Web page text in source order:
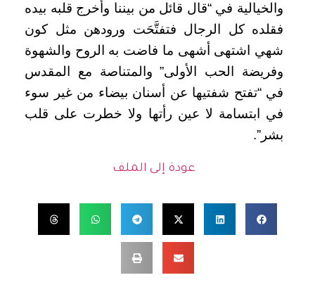
والخيالية في “قال قائل من بيننا وأخرج قلبه بيده
فقلده كل الرجال فتفتَّحَت ورودهن مثل كون
شهي اشتهى أشهى ما فاضت به الروح والشهوة
وفريضة الحب الأولى” والمتناصة مع المقدس
في “تفتح شفتيها عن أسنان بيضاء من غير سوء
في ابتسامة لا عين رأتها ولا خطرت على قلب
بشر”.
عودة إلى الملف